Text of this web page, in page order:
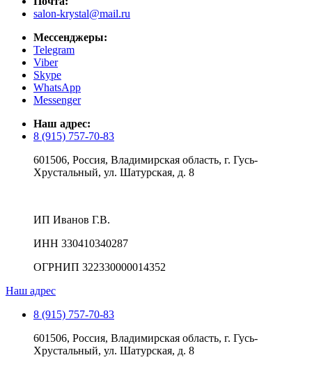
salon-krystal@mail.ru
Мессенджеры:
Telegram
Viber
Skype
WhatsApp
Messenger
Наш адрес:
8 (915) 757-70-83
601506, Россия, Владимирская область, г. Гусь-
Хрустальный, ул. Шатурская, д. 8
ИП Иванов Г.В.
ИНН 330410340287
ОГРНИП 322330000014352
Наш адрес
8 (915) 757-70-83
601506, Россия, Владимирская область, г. Гусь-
Хрустальный, ул. Шатурская, д. 8